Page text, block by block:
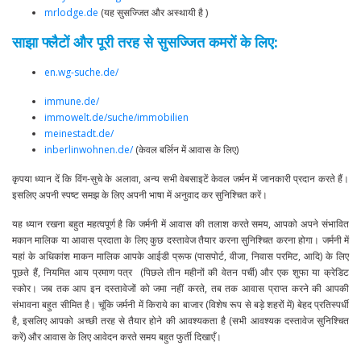
mrlodge.de (यह सुसज्जित और अस्थायी है )
साझा फ्लैटों और पूरी तरह से सुसज्जित कमरों के लिए:
en.wg-suche.de/
immune.de/
immowelt.de/suche/immobilien
meinestadt.de/
inberlinwohnen.de/(केवल बर्लिन में आवास के लिए)
कृपया ध्यान दें कि विंग-सुचे के अलावा, अन्य सभी वेबसाइटें केवल जर्मन में जानकारी प्रदान करते हैं।
इसलिए अपनी स्पष्ट समझ के लिए अपनी भाषा में अनुवाद कर सुनिश्चित करें।
यह ध्यान रखना बहुत महत्वपूर्ण है कि जर्मनी में आवास की तलाश करते समय, आपको अपने संभावित
मकान मालिक या आवास प्रदाता के लिए कुछ दस्तावेज तैयार करना सुनिश्चित करना होगा। जर्मनी में
यहां के अधिकांश माकन मालिक आपके आईडी प्रूफ (पासपोर्ट, वीजा, निवास परमिट, आदि) के लिए
पूछते हैं, नियमित आय प्रमाण पत्र (पिछले तीन महीनों की वेतन पर्ची) और एक शुफा या क्रेडिट
स्कोर। जब तक आप इन दस्तावेजों को जमा नहीं करते, तब तक आवास प्राप्त करने की आपकी
संभावना बहुत सीमित है। चूंकि जर्मनी में किराये का बाजार (विशेष रूप से बड़े शहरों में) बेहद प्रतिस्पर्धी
है, इसलिए आपको अच्छी तरह से तैयार होने की आवश्यकता है (सभी आवश्यक दस्तावेज सुनिश्चित
करें) और आवास के लिए आवेदन करते समय बहुत फुर्ती दिखाएँ।